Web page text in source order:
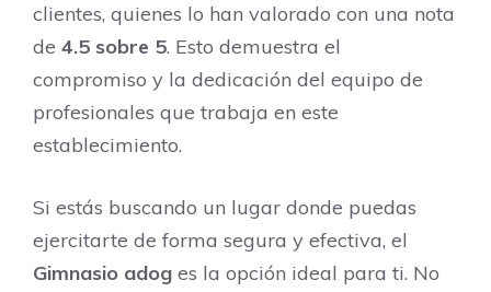
clientes, quienes lo han valorado con una nota
de 4.5 sobre 5. Esto demuestra el
compromiso y la dedicación del equipo de
profesionales que trabaja en este
establecimiento.
Si estás buscando un lugar donde puedas
ejercitarte de forma segura y efectiva, el
Gimnasio adog es la opción ideal para ti. No